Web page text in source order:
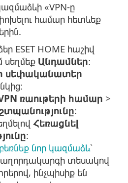
«VPN-ը
համար հետևեք
ESET HOME հաշիվ
Անդամներ։
սեփականատեր
ռաութերի համար >
:
Հեռացնել
:
նոր կազմաձև՝
տեսակով
ինչպիսիք են